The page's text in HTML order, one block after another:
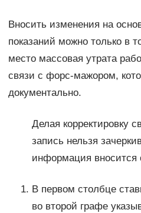
Вносить изменения на
показаний можно только в
место массовая утрата
связи с форс-мажором,
документально.
Делая корректировку
запись нельзя
информация вносится
В первом столбце
во второй графе